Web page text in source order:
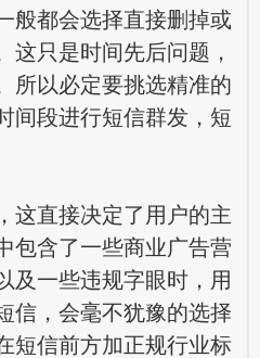
般都会选择直接删掉或
这只是时间先后问题，
所以必定要挑选精准的
间段进行短信群发，短
直接决定了用户的主
包含了一些商业广告营
及一些违规字眼时，用
信，会毫不犹豫的选择
短信前方加正规行业标